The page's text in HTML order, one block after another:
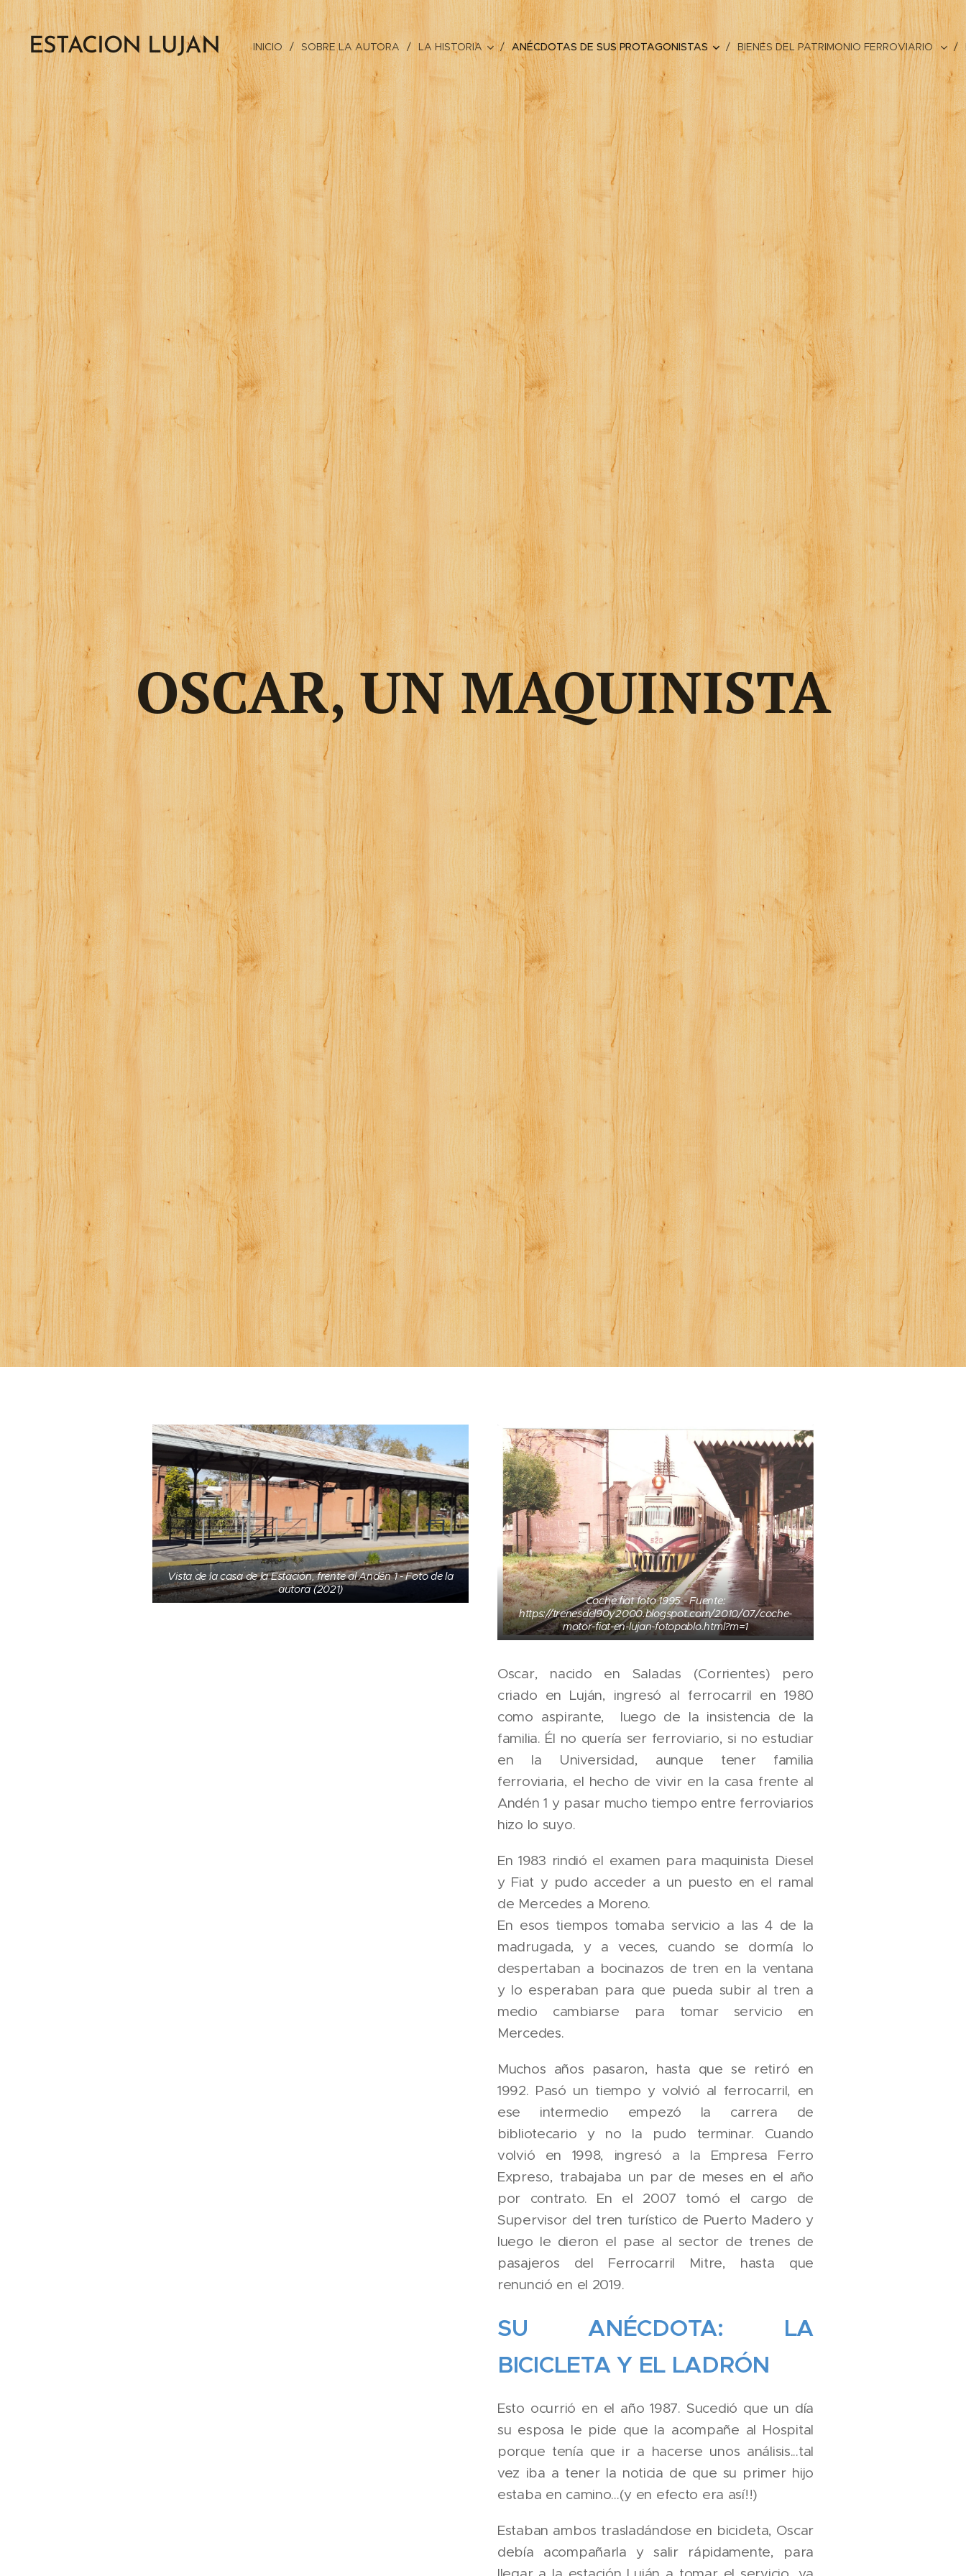
ESTACION LUJAN INICIO SOBRE LA AUTORA LA HISTORIA ANÉCDOTAS DE SUS PROTAGONISTAS BIENES DEL PATRIMONIO FERROVIARIO
OSCAR, UN MAQUINISTA
Vista de la casa de la Estación, frente al Andén 1 - Foto de la
autora (2021)
Coche fiat foto 1995 - Fuente:
https://trenesdel90y2000.blogspot.com/2010/07/coche-
motor-fiat-en-lujan-fotopablo.html?m=1
Oscar, nacido en Saladas (Corrientes) pero
criado en Luján, ingresó al ferrocarril en 1980
como aspirante, luego de la insistencia de la
familia. Él no quería ser ferroviario, si no estudiar
en la Universidad, aunque tener familia
ferroviaria, el hecho de vivir en la casa frente al
Andén 1 y pasar mucho tiempo entre ferroviarios
hizo lo suyo.
En 1983 rindió el examen para maquinista Diesel
y Fiat y pudo acceder a un puesto en el ramal
de Mercedes a Moreno.
En esos tiempos tomaba servicio a las 4 de la
madrugada, y a veces, cuando se dormía lo
despertaban a bocinazos de tren en la ventana
y lo esperaban para que pueda subir al tren a
medio cambiarse para tomar servicio en
Mercedes.
Muchos años pasaron, hasta que se retiró en
1992. Pasó un tiempo y volvió al ferrocarril, en
ese intermedio empezó la carrera de
bibliotecario y no la pudo terminar. Cuando
volvió en 1998, ingresó a la Empresa Ferro
Expreso, trabajaba un par de meses en el año
por contrato. En el 2007 tomó el cargo de
Supervisor del tren turístico de Puerto Madero y
luego le dieron el pase al sector de trenes de
pasajeros del Ferrocarril Mitre, hasta que
renunció en el 2019.
SU ANÉCDOTA: LA
BICICLETA Y EL LADRÓN
Esto ocurrió en el año 1987. Sucedió que un día
su esposa le pide que la acompañe al Hospital
porque tenía que ir a hacerse unos análisis...tal
vez iba a tener la noticia de que su primer hijo
estaba en camino...(y en efecto era así!!)
Estaban ambos trasladándose en bicicleta, Oscar
debía acompañarla y salir rápidamente, para